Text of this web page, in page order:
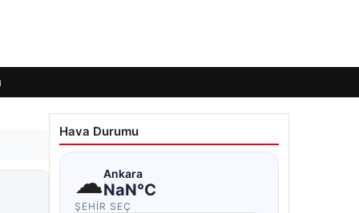
Hava Durumu
☁Ankara
NaN°C
ŞEHIR SEÇ